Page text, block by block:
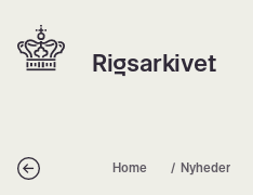
Spring
indhold
Hjem | Home
Rigsarkivet
Tilbage Home Nyheder